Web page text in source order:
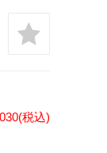
(税込)